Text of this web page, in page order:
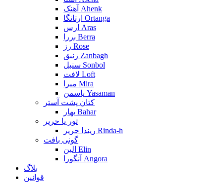
آهنک Ahenk
ارتانگا Ortanga
ارس Aras
بررا Berra
رز Rose
زنبق Zanbagh
سنبل Sonbol
لافت Loft
میرا Mira
یاسمن Yasaman
کتان پشت آستر
بهار Bahar
تور یا حریر
ریندا حریر Rinda-h
گونی بافت
الین Elin
آنگورا Angora
بلاگ
قوانین